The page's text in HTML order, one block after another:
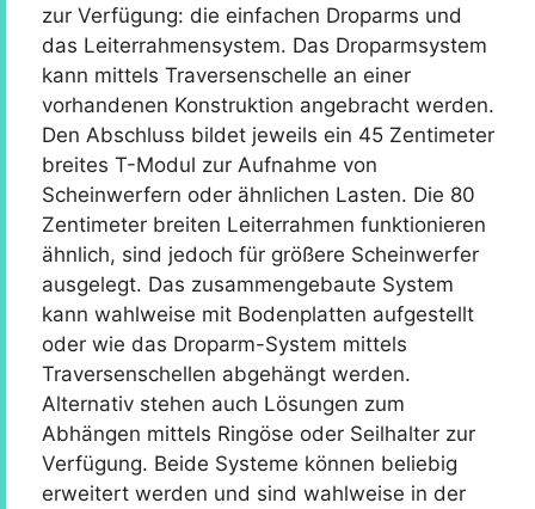
zur Verfügung: die einfachen Droparms und
das Leiterrahmensystem. Das Droparmsystem
kann mittels Traversenschelle an einer
vorhandenen Konstruktion angebracht werden.
Den Abschluss bildet jeweils ein 45 Zentimeter
breites T-Modul zur Aufnahme von
Scheinwerfern oder ähnlichen Lasten. Die 80
Zentimeter breiten Leiterrahmen funktionieren
ähnlich, sind jedoch für größere Scheinwerfer
ausgelegt. Das zusammengebaute System
kann wahlweise mit Bodenplatten aufgestellt
oder wie das Droparm-System mittels
Traversenschellen abgehängt werden.
Alternativ stehen auch Lösungen zum
Abhängen mittels Ringöse oder Seilhalter zur
Verfügung. Beide Systeme können beliebig
erweitert werden und sind wahlweise in der